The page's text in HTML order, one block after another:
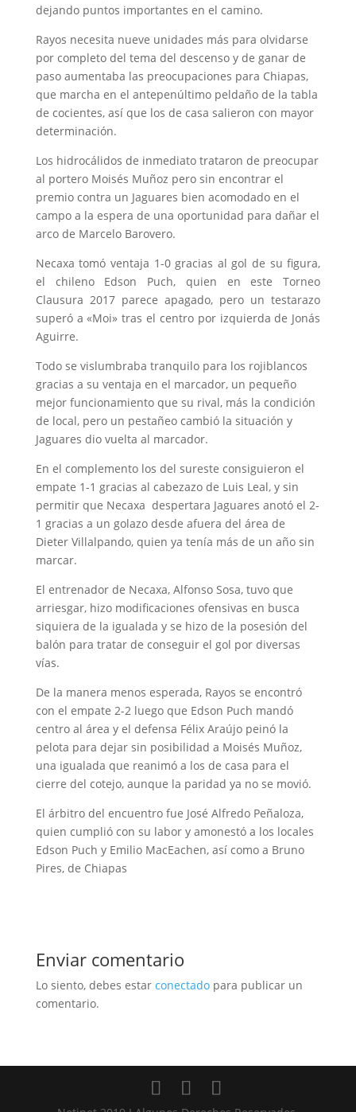
dejando puntos importantes en el camino.
Rayos necesita nueve unidades más para olvidarse
por completo del tema del descenso y de ganar de
paso aumentaba las preocupaciones para Chiapas,
que marcha en el antepenúltimo peldaño de la tabla
de cocientes, así que los de casa salieron con mayor
determinación.
Los hidrocálidos de inmediato trataron de preocupar
al portero Moisés Muñoz pero sin encontrar el
premio contra un Jaguares bien acomodado en el
campo a la espera de una oportunidad para dañar el
arco de Marcelo Barovero.
Necaxa tomó ventaja 1-0 gracias al gol de su figura,
el chileno Edson Puch, quien en este Torneo
Clausura 2017 parece apagado, pero un testarazo
superó a «Moi» tras el centro por izquierda de Jonás
Aguirre.
Todo se vislumbraba tranquilo para los rojiblancos
gracias a su ventaja en el marcador, un pequeño
mejor funcionamiento que su rival, más la condición
de local, pero un pestañeo cambió la situación y
Jaguares dio vuelta al marcador.
En el complemento los del sureste consiguieron el
empate 1-1 gracias al cabezazo de Luis Leal, y sin
permitir que Necaxa despertara Jaguares anotó el 2-
1 gracias a un golazo desde afuera del área de
Dieter Villalpando, quien ya tenía más de un año sin
marcar.
El entrenador de Necaxa, Alfonso Sosa, tuvo que
arriesgar, hizo modificaciones ofensivas en busca
siquiera de la igualada y se hizo de la posesión del
balón para tratar de conseguir el gol por diversas
vías.
De la manera menos esperada, Rayos se encontró
con el empate 2-2 luego que Edson Puch mandó
centro al área y el defensa Félix Araújo peinó la
pelota para dejar sin posibilidad a Moisés Muñoz,
una igualada que reanimó a los de casa para el
cierre del cotejo, aunque la paridad ya no se movió.
El árbitro del encuentro fue José Alfredo Peñaloza,
quien cumplió con su labor y amonestó a los locales
Edson Puch y Emilio MacEachen, así como a Bruno
Pires, de Chiapas
Enviar comentario
Lo siento, debes estar conectadopara publicar un
comentario.